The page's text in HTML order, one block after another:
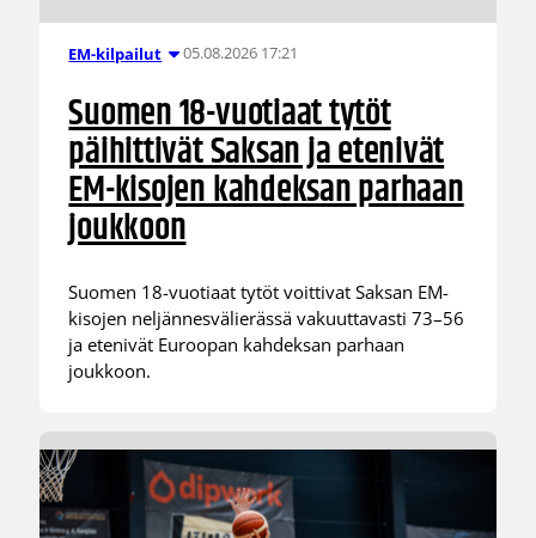
EM-kilpailut 05.08.2026 17:21
Suomen 18-vuotiaat tytöt
päihittivät Saksan ja etenivät
EM-kisojen kahdeksan parhaan
joukkoon
Suomen 18-vuotiaat tytöt voittivat Saksan EM-
kisojen neljännesvälierässä vakuuttavasti 73–56
ja etenivät Euroopan kahdeksan parhaan
joukkoon.